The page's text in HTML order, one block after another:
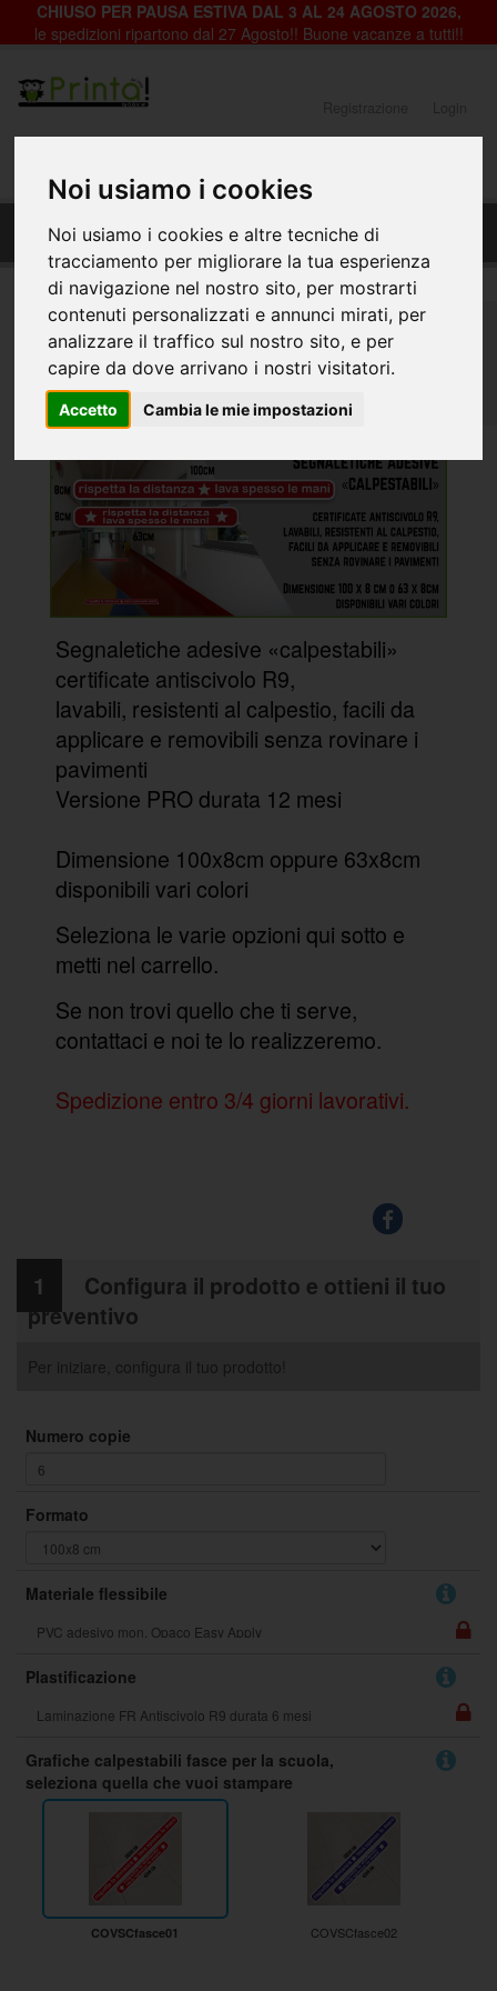
Noi usiamo i cookies
Noi usiamo i cookies e altre tecniche di
tracciamento per migliorare la tua esperienza
di navigazione nel nostro sito, per mostrarti
contenuti personalizzati e annunci mirati, per
analizzare il traffico sul nostro sito, e per
capire da dove arrivano i nostri visitatori.
Accetto Cambia le mie impostazioni
CHIUSO PER PAUSA ESTIVA DAL 3 AL 24 AGOSTO 2026,
le spedizioni ripartono dal 27 Agosto!! Buone vacanze a tutti!!
Segnaletiche adesive fasce calpestabili - PRO
durata 12 mesi
Home
Prodotti emergenza Coronavirus
Segnaletica Covid per negozi, ditte e scuole
Segnaletiche adesive fasce calpestabili - PRO durata 12
mesi
Segnaletiche adesive «calpestabili»
certificate antiscivolo R9,
lavabili, resistenti al calpestio, facili da
applicare e removibili senza rovinare i
pavimenti
Versione PRO durata 12 mesi
Dimensione 100x8cm oppure 63x8cm
disponibili vari colori
Seleziona le varie opzioni qui sotto e
metti nel carrello.
Se non trovi quello che ti serve,
contattaci e noi te lo realizzeremo.
Spedizione entro 3/4 giorni lavorativi.
1
Configura il prodotto e ottieni il tuo
preventivo
Per iniziare, configura il tuo prodotto!
Numero copie
Formato
Materiale flessibile
Plastificazione
Grafiche calpestabili fasce per la scuola,
seleziona quella che vuoi stampare
COVSCfasce01 COVSCfasce02